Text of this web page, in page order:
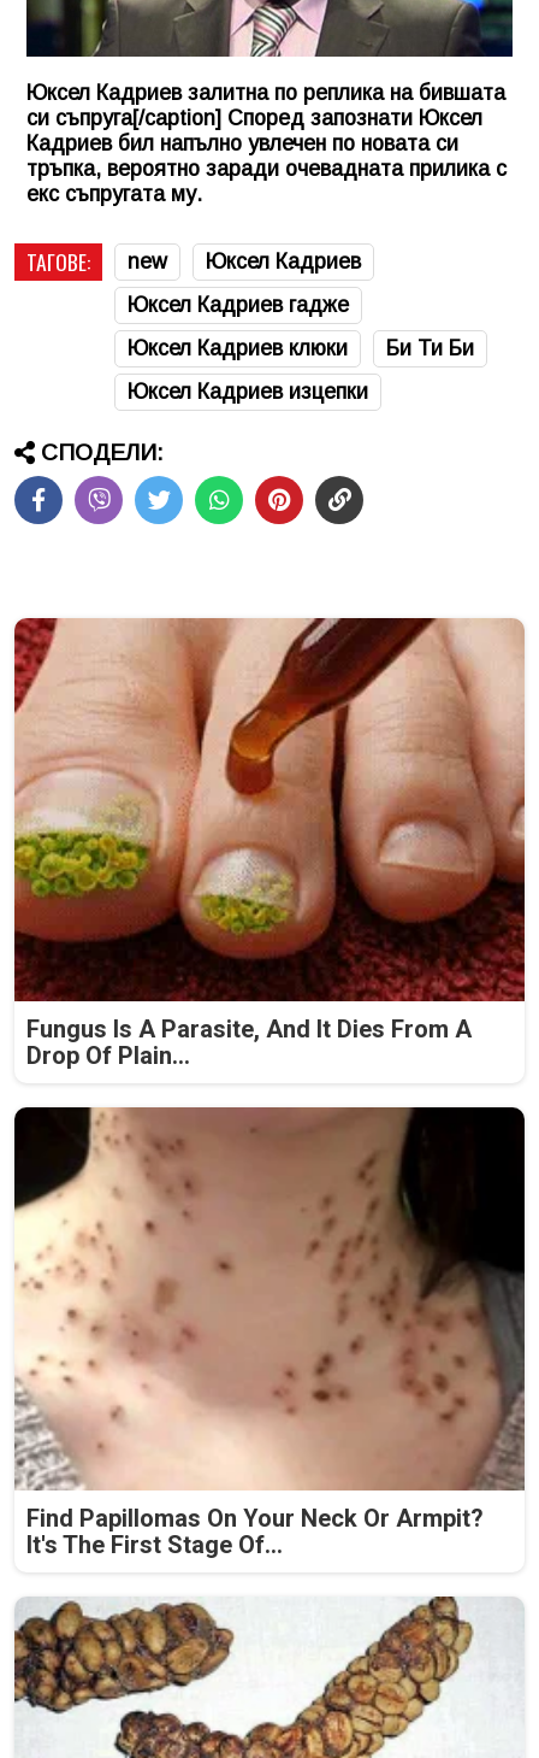
Юксел Кадриев залитна по реплика на бившата
си съпруга[/caption] Според запознати Юксел
Кадриев бил напълно увлечен по новата си
тръпка, вероятно заради очевадната прилика с
екс съпругата му.
ТАГОВЕ: new
Юксел Кадриев
Юксел Кадриев гадже
Юксел Кадриев клюки
Би Ти Би
Юксел Кадриев изцепки
СПОДЕЛИ:
Fungus Is A Parasite, And It Dies From A
Drop Of Plain...
Find Papillomas On Your Neck Or Armpit?
It's The First Stage Of...